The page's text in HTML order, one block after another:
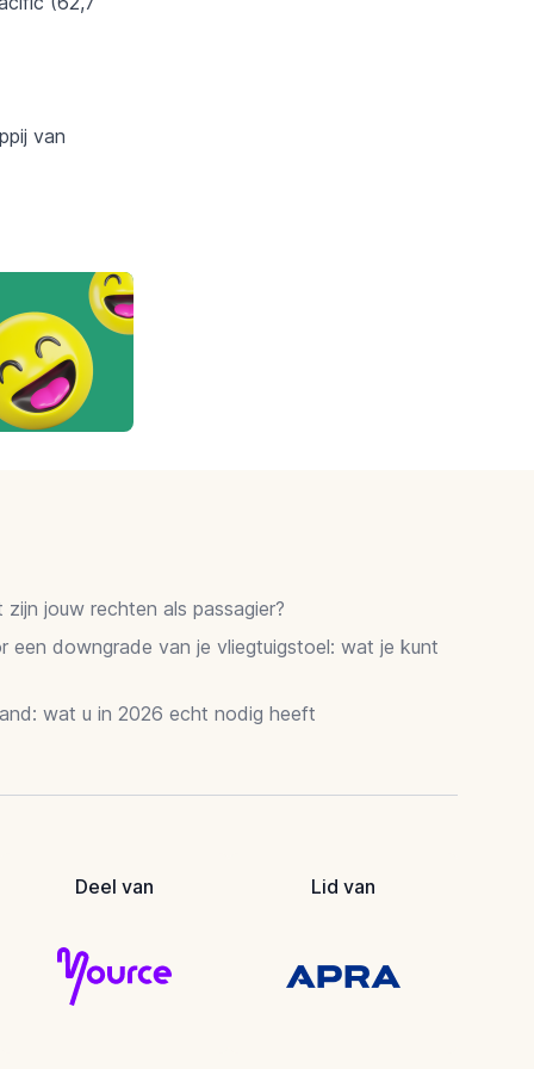
van
jouw rechten als passagier?
een downgrade van je vliegtuigstoel: wat je kunt
wat u in 2026 echt nodig heeft
Deel van Lid van